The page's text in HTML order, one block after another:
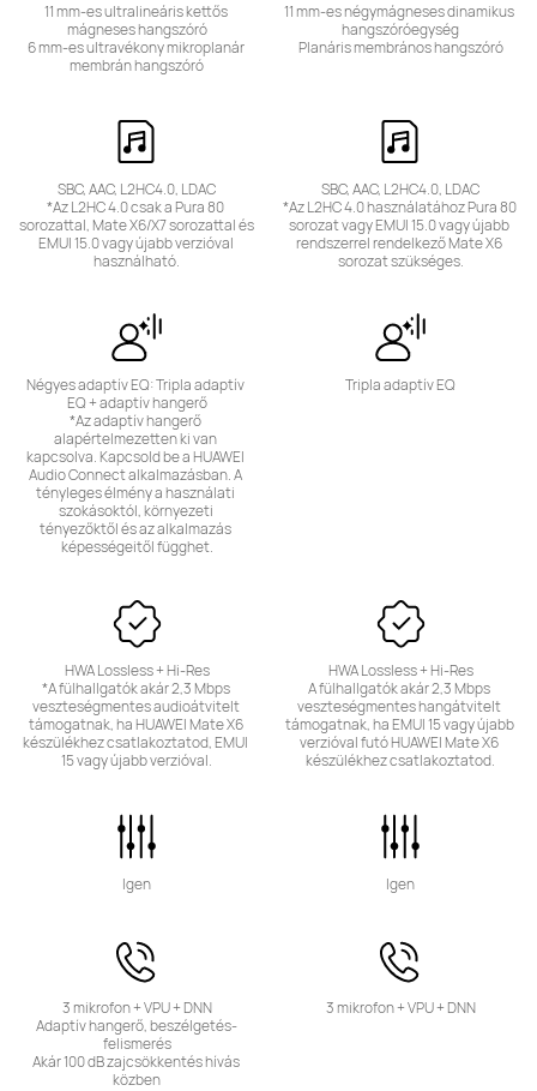
11 mm-es ultralineáris kettős
mágneses hangszóró
6 mm-es ultravékony mikroplanár
membrán hangszóró
SBC, AAC, L2HC4.0, LDAC
*Az L2HC 4.0 csak a Pura 80
sorozattal, Mate X6/X7 sorozattal és
EMUI 15.0 vagy újabb verzióval
használható.
Négyes adaptív EQ: Tripla adaptív
EQ + adaptív hangerő
*Az adaptív hangerő
alapértelmezetten ki van
kapcsolva. Kapcsold be a HUAWEI
Audio Connect alkalmazásban. A
tényleges élmény a használati
szokásoktól, környezeti
tényezőktől és az alkalmazás
képességeitől függhet.
HWA Lossless + Hi-Res
*A fülhallgatók akár 2,3 Mbps
veszteségmentes audioátvitelt
támogatnak, ha HUAWEI Mate X6
készülékhez csatlakoztatod, EMUI
15 vagy újabb verzióval.
Igen
3 mikrofon + VPU + DNN
Adaptív hangerő, beszélgetés-
felismerés
Akár 100 dB zajcsökkentés hívás
közben
11 mm-es négymágneses dinamikus
hangszóróegység
Planáris membrános hangszóró
SBC, AAC, L2HC4.0, LDAC
*Az L2HC 4.0 használatához Pura 80
sorozat vagy EMUI 15.0 vagy újabb
rendszerrel rendelkező Mate X6
sorozat szükséges.
Tripla adaptív EQ
HWA Lossless + Hi-Res
A fülhallgatók akár 2,3 Mbps
veszteségmentes hangátvitelt
támogatnak, ha EMUI 15 vagy újabb
verzióval futó HUAWEI Mate X6
készülékhez csatlakoztatod.
Igen
3 mikrofon + VPU + DNN